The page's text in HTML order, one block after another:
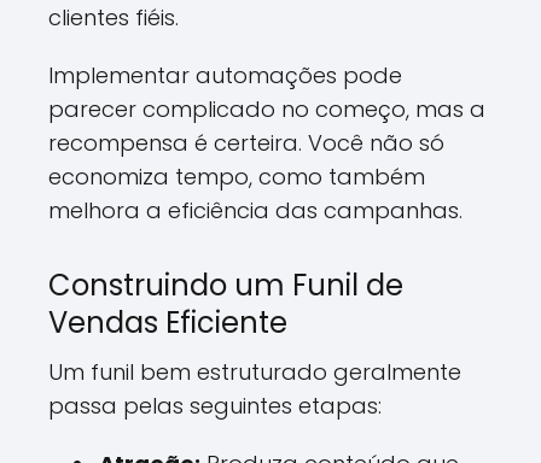
clientes fiéis.
Implementar automações pode
parecer complicado no começo, mas a
recompensa é certeira. Você não só
economiza tempo, como também
melhora a eficiência das campanhas.
Construindo um Funil de
Vendas Eficiente
Um funil bem estruturado geralmente
passa pelas seguintes etapas: